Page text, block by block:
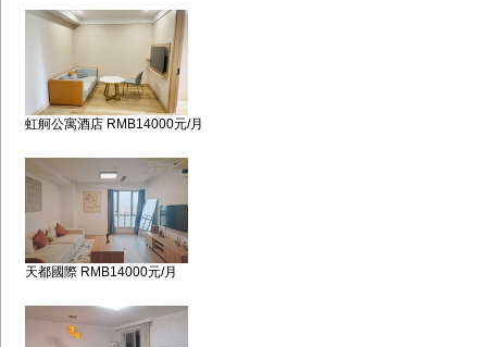
虹舸公寓酒店 RMB14000元/月
天都國際 RMB14000元/月